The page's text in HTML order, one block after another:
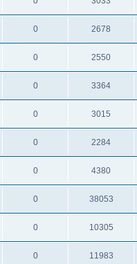
0 2678
0 2550
0 3364
0 3015
0 2284
0 4380
0 38053
0 10305
0 11983